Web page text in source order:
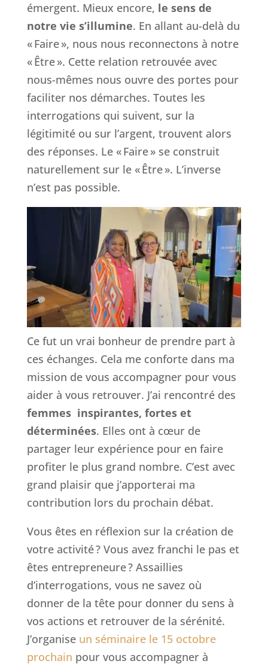
émergent. Mieux encore, le sens de
notre vie s’illumine. En allant au-delà du
« Faire », nous nous reconnectons à notre
« Être ». Cette relation retrouvée avec
nous-mêmes nous ouvre des portes pour
faciliter nos démarches. Toutes les
interrogations qui suivent, sur la
légitimité ou sur l’argent, trouvent alors
des réponses. Le « Faire » se construit
naturellement sur le « Être ». L’inverse
n’est pas possible.
Ce fut un vrai bonheur de prendre part à
ces échanges. Cela me conforte dans ma
mission de vous accompagner pour vous
aider à vous retrouver. J’ai rencontré des
femmes inspirantes, fortes et
déterminées. Elles ont à cœur de
partager leur expérience pour en faire
profiter le plus grand nombre. C’est avec
grand plaisir que j’apporterai ma
contribution lors du prochain débat.
Vous êtes en réflexion sur la création de
votre activité ? Vous avez franchi le pas et
êtes entrepreneure ? Assaillies
d’interrogations, vous ne savez où
donner de la tête pour donner du sens à
vos actions et retrouver de la sérénité.
J’organise un séminaire le 15 octobre
prochain pour vous accompagner à